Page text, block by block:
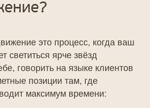
это процесс, когда ваш
светиться ярче звёзд
говорить на языке клиентов
позиции там, где
максимум времени: